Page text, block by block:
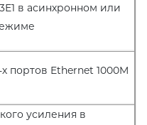
в асинхронном или
портов Ethernet 1000M
усиления в